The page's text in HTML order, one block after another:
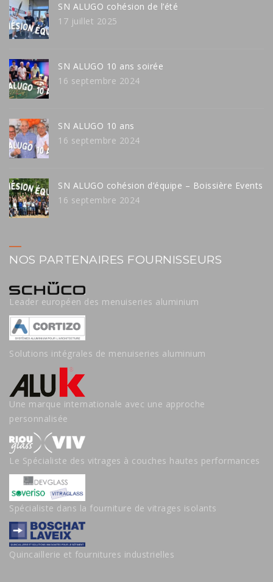
SN ALUGO cohésion de l’été
17 juillet 2025
SN ALUGO 10 ans soirée
16 septembre 2024
SN ALUGO 10 ans
16 septembre 2024
SN ALUGO cohésion d’équipe – Boissière Events
16 septembre 2024
NOS PARTENAIRES FOURNISSEURS
Leader européen des menuiseries aluminium
Solutions intégrales de menuiseries aluminium
Une marque internationale avec une approche
personnalisée
Le Spécialiste des vitrages à couches hautes performances
Spécialiste dans la fourniture de vitrages isolants
Quincaillerie et fournitures industrielles